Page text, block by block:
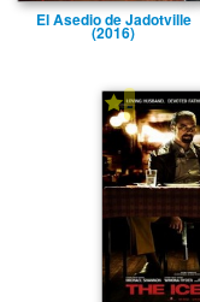
El Asedio de Jadotville
(2016)
-